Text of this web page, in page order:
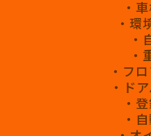
・
・環
・
・
・フ
・ド
・
・